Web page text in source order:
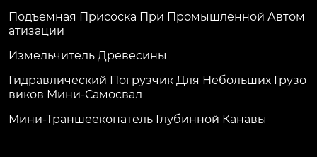
Подъемная Присоска При Промышленной Автом
Атизации
Измельчитель Древесины
Гидравлический Погрузчик Для Небольших Грузо
Виков Мини-Самосвал
Мини-Траншеекопатель Глубинной Канавы